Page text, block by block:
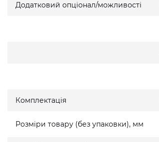
Додатковий опціонал/можливості
Комплектація
Розміри товару (без упаковки), мм